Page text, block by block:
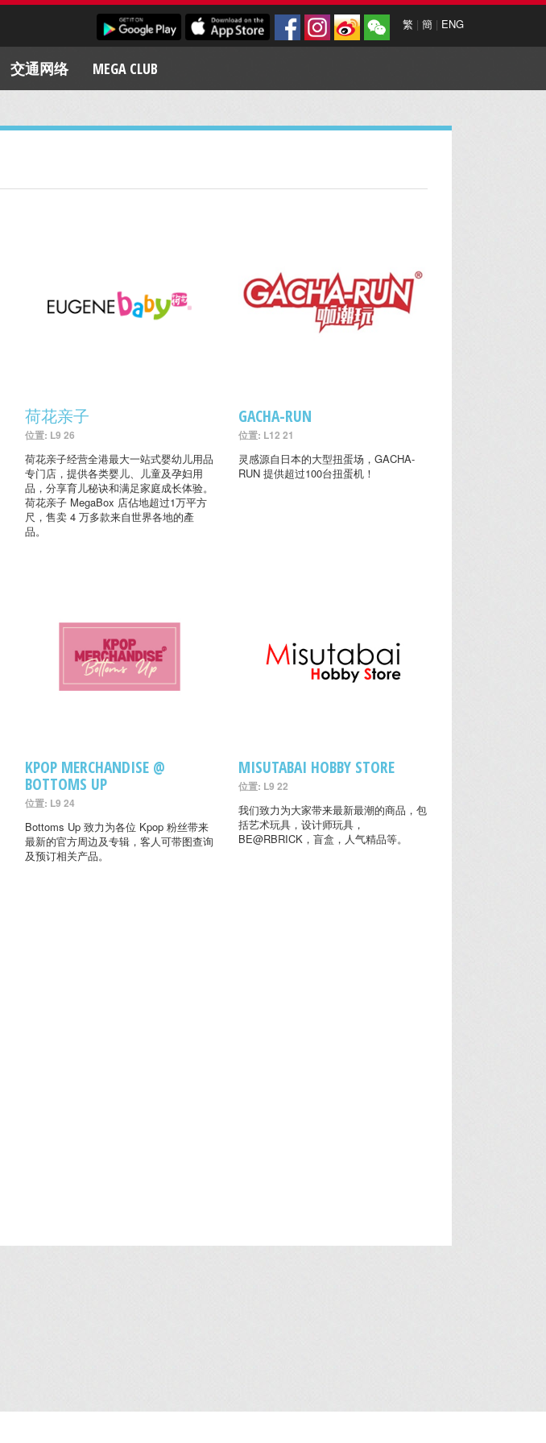
繁 | 簡 | ENG
交通网络 MEGA CLUB
荷花亲子
位置: L9 26
荷花亲子经营全港最大一站式婴幼儿用品
专门店，提供各类婴儿、儿童及孕妇用
品，分享育儿秘诀和满足家庭成长体验。
荷花亲子 MegaBox 店佔地超过1万平方
尺，售卖 4 万多款来自世界各地的產
品。
GACHA-RUN
位置: L12 21
灵感源自日本的大型扭蛋场，GACHA-
RUN 提供超过100台扭蛋机！
KPOP MERCHANDISE @
BOTTOMS UP
位置: L9 24
Bottoms Up 致力为各位 Kpop 粉丝带来
最新的官方周边及专辑，客人可带图查询
及预订相关产品。
MISUTABAI HOBBY STORE
位置: L9 22
我们致力为大家带来最新最潮的商品，包
括艺术玩具，设计师玩具，
BE@RBRICK，盲盒，人气精品等。